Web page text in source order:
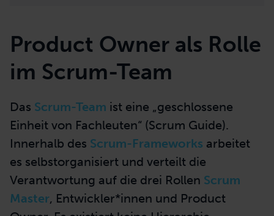
Product Owner als Rolle
im Scrum-Team
Das Scrum-Team ist eine „geschlossene
Einheit von Fachleuten“ (Scrum Guide).
Innerhalb des Scrum-Frameworks arbeitet
es selbstorganisiert und verteilt die
Verantwortung auf die drei Rollen Scrum
Master, Entwickler*innen und Product